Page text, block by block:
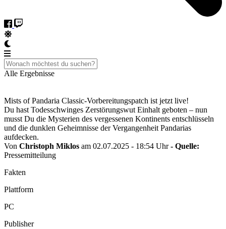
Alle Ergebnisse
Mists of Pandaria Classic-Vorbereitungspatch ist jetzt live!
Du hast Todesschwinges Zerstörungswut Einhalt geboten – nun
musst Du die Mysterien des vergessenen Kontinents entschlüsseln
und die dunklen Geheimnisse der Vergangenheit Pandarias
aufdecken.
Von Christoph Miklos am 02.07.2025 - 18:54 Uhr- Quelle:
Pressemitteilung
Fakten
Plattform
PC
Publisher